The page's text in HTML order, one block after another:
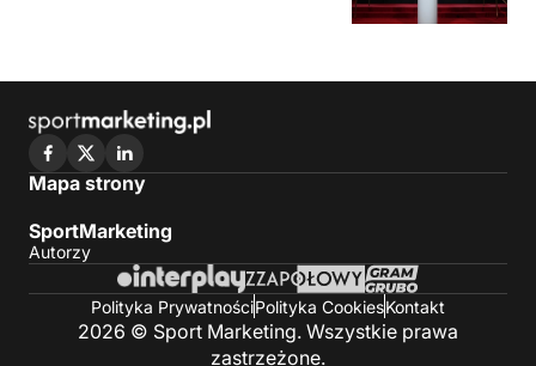
Mapa strony
SportMarketing
Autorzy
Polityka PrywatnościPolityka CookiesKontakt
2026 © Sport Marketing. Wszystkie prawa
zastrzeżone.